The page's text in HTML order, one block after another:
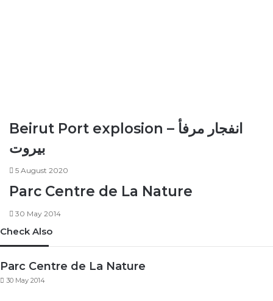
Beirut Port explosion – انفجار مرفأ
بيروت
5 August 2020
Parc Centre de La Nature
30 May 2014
Check Also
Parc Centre de La Nature
30 May 2014